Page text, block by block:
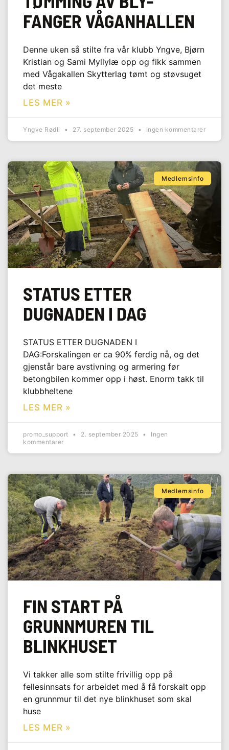
FANGER VÅGANHALLEN
Denne uken så stilte fra vår klubb Yngve, Bjørn
Kristian og Sami Myllylæ opp og fikk sammen
med Vågakallen Skytterlag tømt og støvsuget
det meste
LES MER »
Yngve Rødli 27. september 2025 Ingen kommentarer
Medlemsinfo
STATUS ETTER
DUGNADEN I DAG
STATUS ETTER DUGNADEN I
DAG:Forskalingen er ca 90% ferdig nå, og det
gjenstår bare avstivning og armering før
betongbilen kommer opp i høst. Enorm takk til
klubbheltene
LES MER »
promo_support 2. september 2025
Ingen
kommentarer
Medlemsinfo
FIN START PÅ
GRUNNMUREN TIL
BLINKHUSET
Vi takker alle som stilte frivillig opp på
fellesinnsats for arbeidet med å få forskalt opp
en grunnmur til det nye blinkhuset som skal
huse
LES MER »